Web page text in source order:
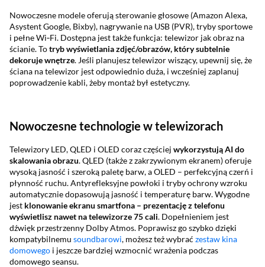
Nowoczesne modele oferują sterowanie głosowe (Amazon Alexa,
Asystent Google, Bixby), nagrywanie na USB (PVR), tryby sportowe
i pełne Wi‑Fi. Dostępna jest także funkcja: telewizor jak obraz na
ścianie. Totryb wyświetlania zdjęć/obrazów, który subtelnie
dekoruje wnętrze. Jeśli planujesz telewizor wiszący, upewnij się, że
ściana na telewizor jest odpowiednio duża, i wcześniej zaplanuj
poprowadzenie kabli, żeby montaż był estetyczny.
Nowoczesne technologie w telewizorach
Telewizory LED, QLED i OLED coraz częściej wykorzystują AI do
skalowania obrazu. QLED (także z zakrzywionym ekranem) oferuje
wysoką jasność i szeroką paletę barw, a OLED – perfekcyjną czerń i
płynność ruchu. Antyrefleksyjne powłoki i tryby ochrony wzroku
automatycznie dopasowują jasność i temperaturę barw. Wygodne
jest klonowanie ekranu smartfona – prezentację z telefonu
wyświetlisz nawet na telewizorze 75 cali. Dopełnieniem jest
dźwięk przestrzenny Dolby Atmos. Poprawisz go szybko dzięki
kompatybilnemu soundbarowi, możesz też wybrać zestaw kina
domowego i jeszcze bardziej wzmocnić wrażenia podczas
domowego seansu.